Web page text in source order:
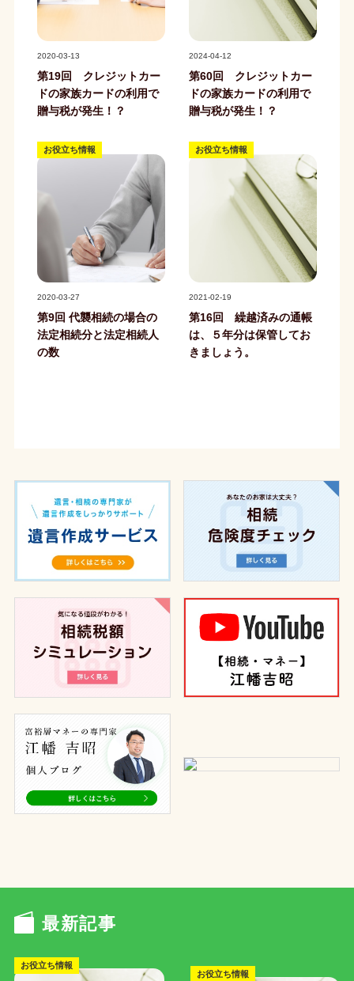
2020-03-13
第19回 クレジットカー
ドの家族カードの利用で
贈与税が発生！？
2024-04-12
第60回 クレジットカー
ドの家族カードの利用で
贈与税が発生！？
お役立ち情報
2020-03-27
第9回 代襲相続の場合の
法定相続分と法定相続人
の数
お役立ち情報
2021-02-19
第16回 繰越済みの通帳
は、５年分は保管してお
きましょう。
最新記事
お役立ち情報
お役立ち情報